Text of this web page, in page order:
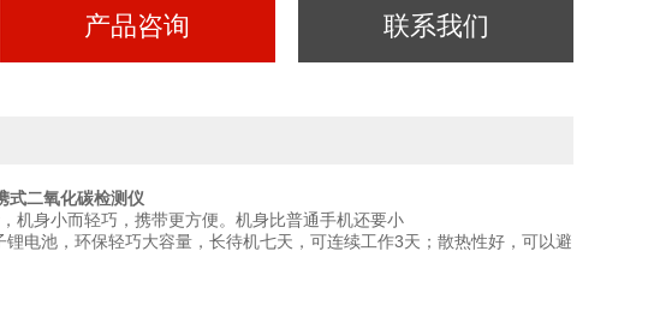
产品咨询 联系我们
式二氧化碳检测仪
机身小而轻巧，携带更方便。机身比普通手机还要小
电池，环保轻巧大容量，长待机七天，可连续工作3天；散热性好，可以避